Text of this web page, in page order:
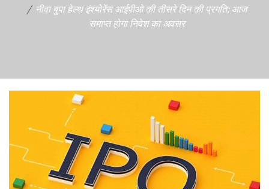
नीवा बुपा हेल्थ इंश्योरेंस आईपीओ की तीसरे दिन की प्रगति: आज
समाप्त होगा निवेश का अवसर